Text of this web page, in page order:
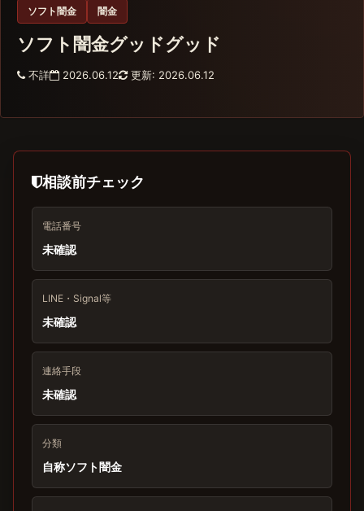
ソフト闇金 闇金
ソフト闇金グッドグッド
不詳 2026.06.12 更新: 2026.06.12
相談前チェック
電話番号
未確認
LINE・Signal等
未確認
連絡手段
未確認
分類
自称ソフト闇金